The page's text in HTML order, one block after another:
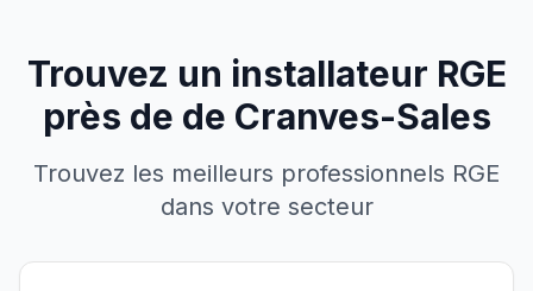
Trouvez un installateur RGE
près de de Cranves-Sales
Trouvez les meilleurs professionnels RGE
dans votre secteur